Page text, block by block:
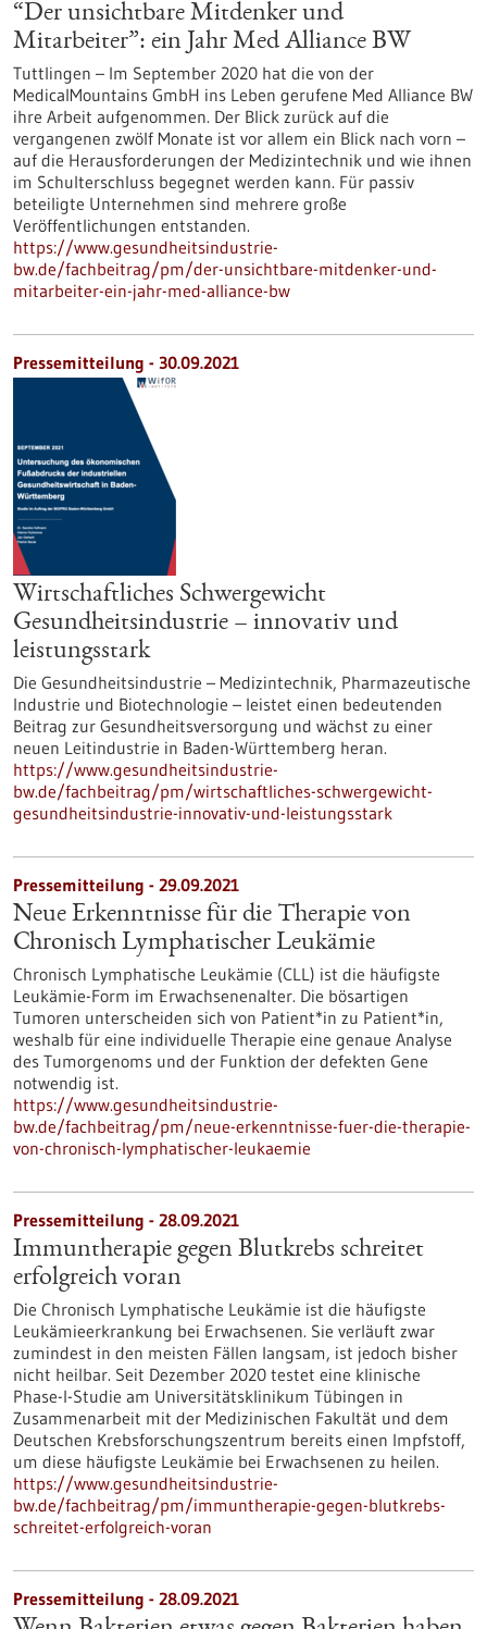
“Der unsichtbare Mitdenker und
Mitarbeiter”: ein Jahr Med Alliance BW
Tuttlingen – Im September 2020 hat die von der
MedicalMountains GmbH ins Leben gerufene Med Alliance BW
ihre Arbeit aufgenommen. Der Blick zurück auf die
vergangenen zwölf Monate ist vor allem ein Blick nach vorn –
auf die Herausforderungen der Medizintechnik und wie ihnen
im Schulterschluss begegnet werden kann. Für passiv
beteiligte Unternehmen sind mehrere große
Veröffentlichungen entstanden.
https://www.gesundheitsindustrie-
bw.de/fachbeitrag/pm/der-unsichtbare-mitdenker-und-
mitarbeiter-ein-jahr-med-alliance-bw
Pressemitteilung - 30.09.2021
Wirtschaftliches Schwergewicht
Gesundheitsindustrie – innovativ und
leistungsstark
Die Gesundheitsindustrie – Medizintechnik, Pharmazeutische
Industrie und Biotechnologie – leistet einen bedeutenden
Beitrag zur Gesundheitsversorgung und wächst zu einer
neuen Leitindustrie in Baden-Württemberg heran.
https://www.gesundheitsindustrie-
bw.de/fachbeitrag/pm/wirtschaftliches-schwergewicht-
gesundheitsindustrie-innovativ-und-leistungsstark
Pressemitteilung - 29.09.2021
Neue Erkenntnisse für die Therapie von
Chronisch Lymphatischer Leukämie
Chronisch Lymphatische Leukämie (CLL) ist die häufigste
Leukämie-​Form im Erwachsenenalter. Die bösartigen
Tumoren unterscheiden sich von Patient*in zu Patient*in,
weshalb für eine individuelle Therapie eine genaue Analyse
des Tumorgenoms und der Funktion der defekten Gene
notwendig ist.
https://www.gesundheitsindustrie-
bw.de/fachbeitrag/pm/neue-erkenntnisse-fuer-die-therapie-
von-chronisch-lymphatischer-leukaemie
Pressemitteilung - 28.09.2021
Immuntherapie gegen Blutkrebs schreitet
erfolgreich voran
Die Chronisch Lymphatische Leukämie ist die häufigste
Leukämieerkrankung bei Erwachsenen. Sie verläuft zwar
zumindest in den meisten Fällen langsam, ist jedoch bisher
nicht heilbar. Seit Dezember 2020 testet eine klinische
Phase-I-Studie am Universitätsklinikum Tübingen in
Zusammenarbeit mit der Medizinischen Fakultät und dem
Deutschen Krebsforschungszentrum bereits einen Impfstoff,
um diese häufigste Leukämie bei Erwachsenen zu heilen.
https://www.gesundheitsindustrie-
bw.de/fachbeitrag/pm/immuntherapie-gegen-blutkrebs-
schreitet-erfolgreich-voran
Pressemitteilung - 28.09.2021